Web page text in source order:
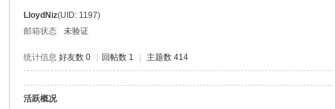
LloydNiz(UID: 1197)
邮箱状态
未验证
统计信息 好友数 0 回帖数 1 主题数 414
活跃概况